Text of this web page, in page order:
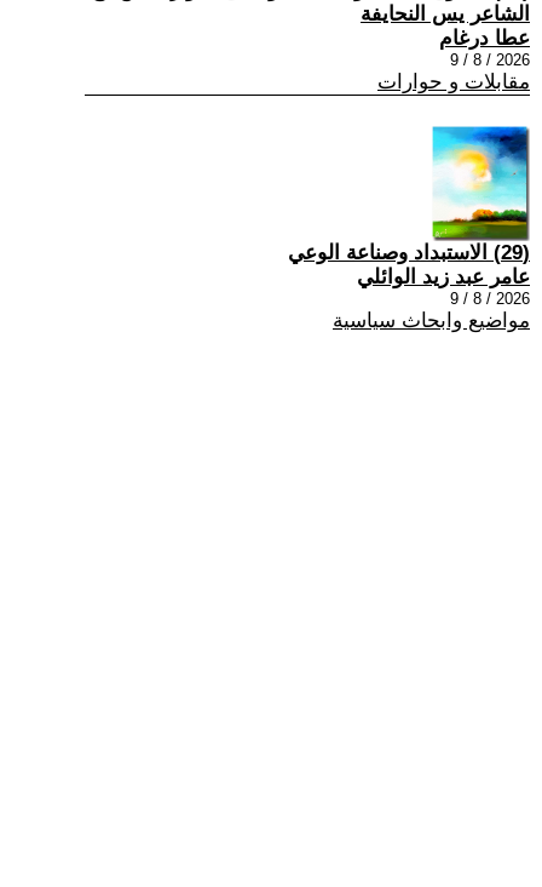
الشاعر يس النحايفة
عطا درغام
2026 / 8 / 9
مقابلات و حوارات
(29) الاستبداد وصناعة الوعي
عامر عبد زيد الوائلي
2026 / 8 / 9
مواضيع وابحاث سياسية